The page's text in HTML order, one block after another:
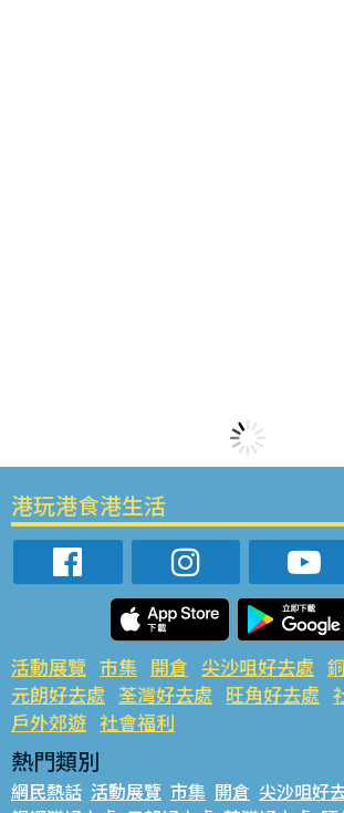
港玩港食港生活
活動展覽 市集 開倉 尖沙咀好去處
元朗好去處 荃灣好去處 旺角好去處
戶外郊遊 社會福利
熱門類別
網民熱話 活動展覽 市集 開倉 尖沙咀好